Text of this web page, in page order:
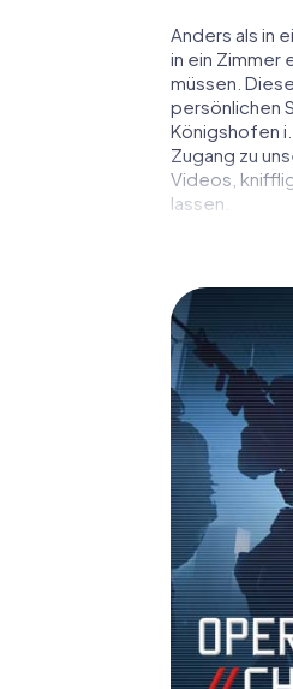
Anders als in
in ein
müssen.
persönlichen
Königshofen
Zugang zu
Videos,
lassen.
müssen Sie
Gegensatz zu
sich mit Ihrem
ganz
Grabfeld zu
der Spionage
Outdoor